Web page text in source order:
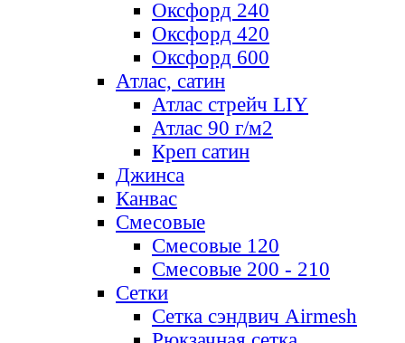
Оксфорд 240
Оксфорд 420
Оксфорд 600
Атлас, сатин
Атлас стрейч LIY
Атлас 90 г/м2
Креп сатин
Джинса
Канвас
Смесовые
Смесовые 120
Смесовые 200 - 210
Сетки
Сетка сэндвич Airmesh